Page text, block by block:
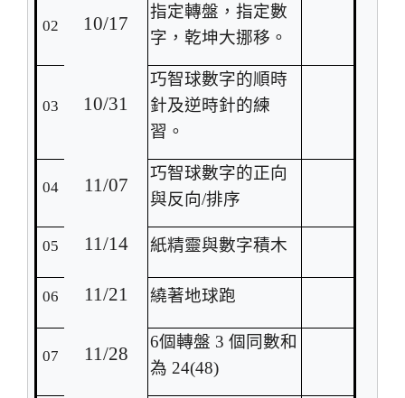
02 10/17
指定轉盤，指定數
字，乾坤大挪移。
03 10/31
巧智球數字的順時
針及逆時針的練
習。
04 11/07
巧智球數字的正向
與反向/排序
05 11/14 紙精靈與數字積木
06 11/21 繞著地球跑
07 11/28
6個轉盤 3 個同數和
為 24(48)